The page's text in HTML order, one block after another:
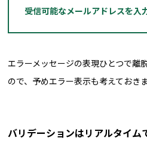
受信可能なメールアドレスを入
エラーメッセージの表現ひとつで離
ので、予めエラー表示も考えておき
バリデーションはリアルタイム